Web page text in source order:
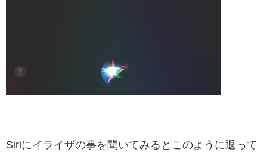
Siriにイライザの事を聞いてみるとこのように返って